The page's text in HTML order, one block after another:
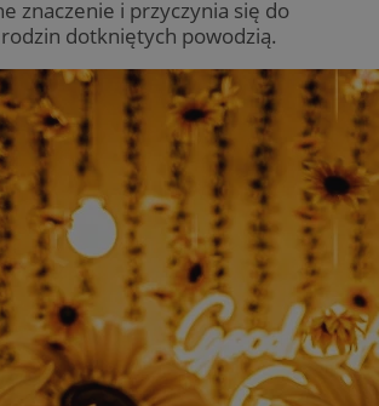
znaczenie i przyczynia się do
dotkniętych powodzią.